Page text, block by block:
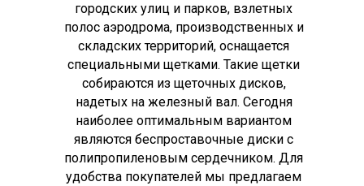
городских улиц и парков, взлетных
полос аэродрома, производственных и
складских территорий, оснащается
специальными щетками. Такие щетки
собираются из щеточных дисков,
надетых на железный вал. Сегодня
наиболее оптимальным вариантом
являются беспроставочные диски с
полипропиленовым сердечником. Для
удобства покупателей мы предлагаем